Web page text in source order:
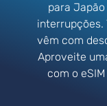
para
interrupções.
vêm com
Aproveite
com o